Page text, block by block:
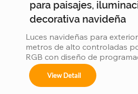
para paisajes,
decorativa navideña
Luces navideñas para
metros de alto controladas
RGB con diseño de
dinámica a prueba de agua,
festines de luces a nivel de
vacaciones.days.
View Detail